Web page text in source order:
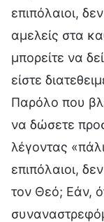
επιπόλαιοι,
αμελείς στα
μπορείτε να
είστε
Παρόλο που
να δώσετε
λέγοντας
επιπόλαιοι,
τον Θεό; Εάν,